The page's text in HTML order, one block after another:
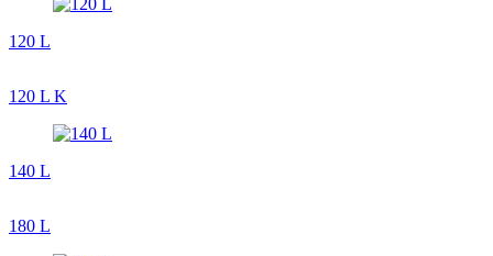
120 L
120 L K
140 L
180 L